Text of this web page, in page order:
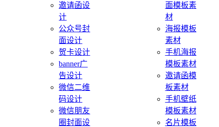
邀请函设
计
公众号封
面设计
贺卡设计
banner广
告设计
微信二维
码设计
微信朋友
圈封面设
面模板素
材
海报模板
素材
手机海报
模板素材
邀请函模
板素材
手机壁纸
模板素材
名片模板